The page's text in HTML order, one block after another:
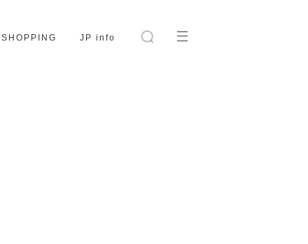
SHOPPING JP info